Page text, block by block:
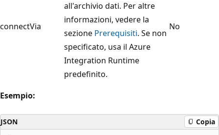
connectVia
all'archivio dati. Per altre
informazioni, vedere la
sezione Prerequisiti. Se non
specificato, usa il Azure
Integration Runtime
predefinito.
No
Esempio:
JSON Copia